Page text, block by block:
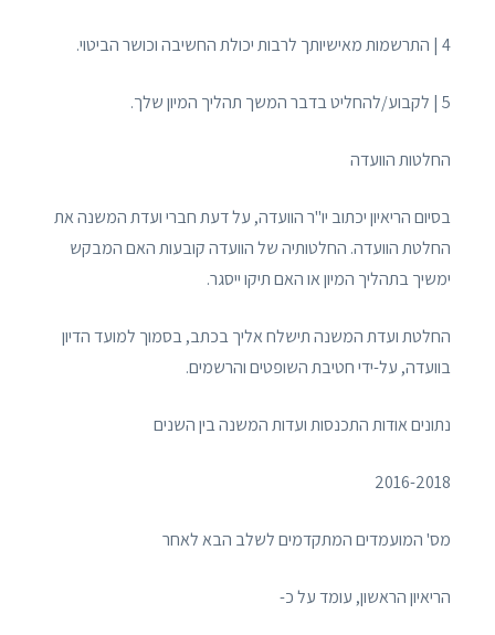
4 | התרשמות מאישיותך לרבות יכולת החשיבה וכושר הביטוי.
5 | לקבוע/להחליט בדבר המשך תהליך המיון שלך.
החלטות הוועדה
בסיום הריאיון יכתוב יו"ר הוועדה, על דעת חברי ועדת המשנה את
החלטת הוועדה. החלטותיה של הוועדה קובעות האם המבקש
ימשיך בתהליך המיון או האם תיקו ייסגר.
החלטת ועדת המשנה תישלח אליך בכתב, בסמוך למועד הדיון
בוועדה, על-ידי חטיבת השופטים והרשמים.
נתונים אודות התכנסות ועדות המשנה בין השנים
2016-2018
מס' המועמדים המתקדמים לשלב הבא לאחר
הריאיון הראשון, עומד על כ-